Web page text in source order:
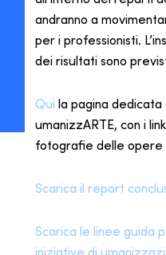
andranno a
per i professionisti.
dei risultati sono
Qui la pagina dedicata
umanizzARTE, con i
fotografie delle
Scarica il report
Scarica le linee guida